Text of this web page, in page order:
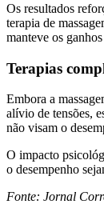
Os resultados
terapia de
manteve os
Terapias
Embora a
alívio de tensões,
não visam o
O impacto
o desempenho
Fonte: Jornal